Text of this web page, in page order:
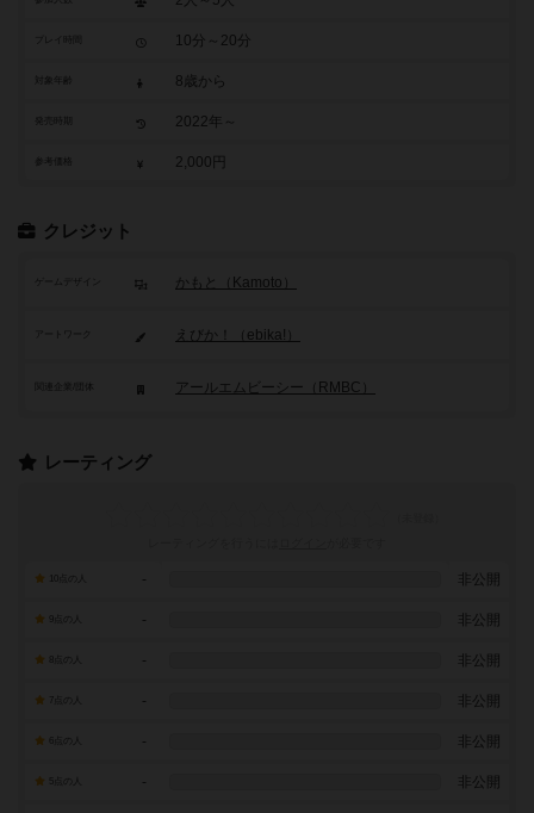
10分～20分
8歳から
2022年～
参考価格 2,000円
クレジット
ゲームデザイン かもと（Kamoto）
アートワーク えびか！（ebika!）
アールエムビーシー（RMBC）
レーティング
- 非公開
- 非公開
- 非公開
7点の人 - 非公開
- 非公開
- 非公開